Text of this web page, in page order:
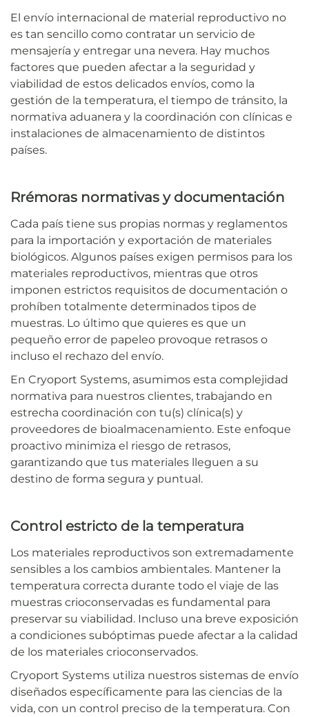
El envío internacional de material reproductivo no
es tan sencillo como contratar un servicio de
mensajería y entregar una nevera. Hay muchos
factores que pueden afectar a la seguridad y
viabilidad de estos delicados envíos, como la
gestión de la temperatura, el tiempo de tránsito, la
normativa aduanera y la coordinación con clínicas e
instalaciones de almacenamiento de distintos
países.
Rrémoras normativas y documentación
Cada país tiene sus propias normas y reglamentos
para la importación y exportación de materiales
biológicos. Algunos países exigen permisos para los
materiales reproductivos, mientras que otros
imponen estrictos requisitos de documentación o
prohíben totalmente determinados tipos de
muestras. Lo último que quieres es que un
pequeño error de papeleo provoque retrasos o
incluso el rechazo del envío.
En Cryoport Systems, asumimos esta complejidad
normativa para nuestros clientes, trabajando en
estrecha coordinación con tu(s) clínica(s) y
proveedores de bioalmacenamiento. Este enfoque
proactivo minimiza el riesgo de retrasos,
garantizando que tus materiales lleguen a su
destino de forma segura y puntual.
Control estricto de la temperatura
Los materiales reproductivos son extremadamente
sensibles a los cambios ambientales. Mantener la
temperatura correcta durante todo el viaje de las
muestras crioconservadas es fundamental para
preservar su viabilidad. Incluso una breve exposición
a condiciones subóptimas puede afectar a la calidad
de los materiales crioconservados.
Cryoport Systems utiliza nuestros sistemas de envío
diseñados específicamente para las ciencias de la
vida, con un control preciso de la temperatura. Con